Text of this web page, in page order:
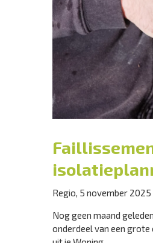
Regio, 5 november
Nog geen maand
onderdeel van een